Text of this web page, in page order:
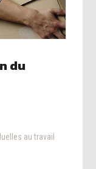
du
au travail